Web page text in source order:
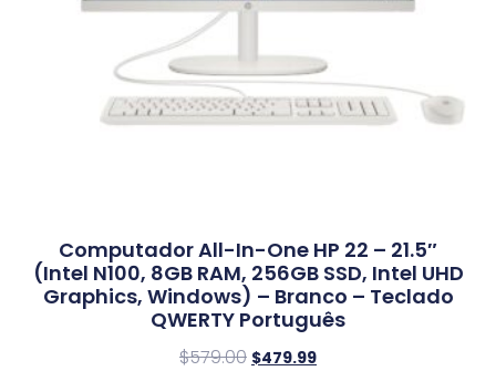
Computador All-In-One HP 22 – 21.5″
(Intel N100, 8GB RAM, 256GB SSD, Intel UHD
Graphics, Windows) – Branco – Teclado
QWERTY Português
$579.00 $479.99